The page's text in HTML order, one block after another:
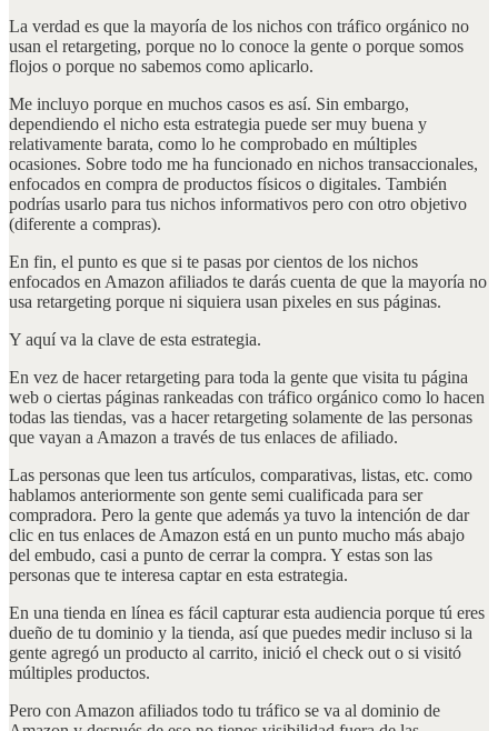
La verdad es que la mayoría de los nichos con tráfico orgánico no
usan el retargeting, porque no lo conoce la gente o porque somos
flojos o porque no sabemos como aplicarlo.
Me incluyo porque en muchos casos es así. Sin embargo,
dependiendo el nicho esta estrategia puede ser muy buena y
relativamente barata, como lo he comprobado en múltiples
ocasiones. Sobre todo me ha funcionado en nichos transaccionales,
enfocados en compra de productos físicos o digitales. También
podrías usarlo para tus nichos informativos pero con otro objetivo
(diferente a compras).
En fin, el punto es que si te pasas por cientos de los nichos
enfocados en Amazon afiliados te darás cuenta de que la mayoría no
usa retargeting porque ni siquiera usan pixeles en sus páginas.
Y aquí va la clave de esta estrategia.
En vez de hacer retargeting para toda la gente que visita tu página
web o ciertas páginas rankeadas con tráfico orgánico como lo hacen
todas las tiendas, vas a hacer retargeting solamente de las personas
que vayan a Amazon a través de tus enlaces de afiliado.
Las personas que leen tus artículos, comparativas, listas, etc. como
hablamos anteriormente son gente semi cualificada para ser
compradora. Pero la gente que además ya tuvo la intención de dar
clic en tus enlaces de Amazon está en un punto mucho más abajo
del embudo, casi a punto de cerrar la compra. Y estas son las
personas que te interesa captar en esta estrategia.
En una tienda en línea es fácil capturar esta audiencia porque tú eres
dueño de tu dominio y la tienda, así que puedes medir incluso si la
gente agregó un producto al carrito, inició el check out o si visitó
múltiples productos.
Pero con Amazon afiliados todo tu tráfico se va al dominio de